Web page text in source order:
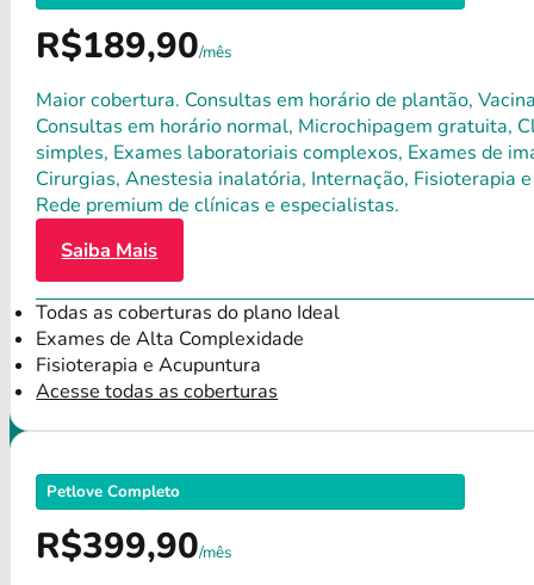
R$189,90/mês
Maior cobertura. Consultas em horário de plantão,
Consultas em horário normal, Microchipagem gratuita,
simples, Exames laboratoriais complexos, Exames de
Cirurgias, Anestesia inalatória, Internação, Fisioterapia
Rede premium de clínicas e especialistas.
Saiba Mais
Todas as coberturas do plano Ideal
Exames de Alta Complexidade
Fisioterapia e Acupuntura
Acesse todas as coberturas
Petlove Completo
R$399,90/mês